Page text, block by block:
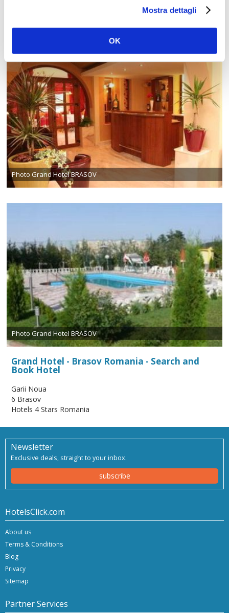
Mostra dettagli
OK
Photo Grand Hotel BRASOV
Photo Grand Hotel BRASOV
Grand Hotel - Brasov Romania - Search and
Book Hotel
Garii Noua
6 Brasov
Hotels 4 Stars Romania
Newsletter
Exclusive deals, straight to your inbox.
subscribe
HotelsClick.com
About us
Terms & Conditions
Blog
Privacy
Sitemap
Partner Services